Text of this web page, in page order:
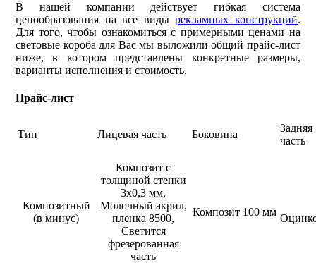
В нашей компании действует гибкая система
ценообразования на все видырекламных конструкций.
Для того, чтобы ознакомиться с примерными ценами на
световые короба для Вас мы выложили общий прайс-лист
ниже, в котором представлены конкретные размеры,
варианты исполнения и стоимость.
Прайс-лист
Тип Лицевая часть Боковина
Задняя
часть
Композитный
(в минус)
Композит с
толщиной стенки
3х0,3 мм,
Молочный акрил,
пленка 8500,
Светится
фрезерованная
часть
Композит 100 мм